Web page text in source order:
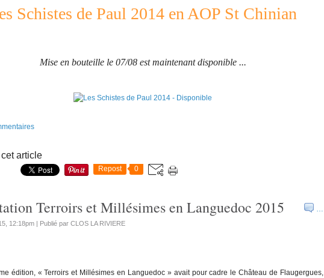
Schistes de Paul 2014 en AOP St Chinian
Mise en bouteille le 07/08 est maintenant disponible ...
article
Repost 0
…
Terroirs et Millésimes en Languedoc 2015
12:18pm | Publié par CLOS LA RIVIERE
édition, « Terroirs et Millésimes en Languedoc » avait pour cadre le Château de Flaugergues,